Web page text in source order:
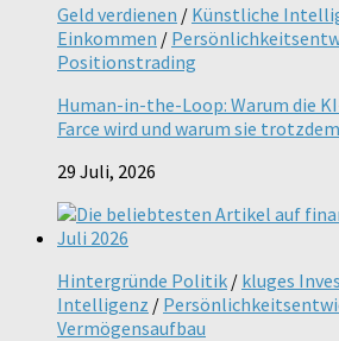
Geld verdienen / Künstliche
Einkommen /
Positionstrading
Human-in-the-Loop: Warum die
Farce wird und warum sie
29 Juli, 2026
Hintergründe Politik / kluges
Intelligenz /
Vermögensaufbau